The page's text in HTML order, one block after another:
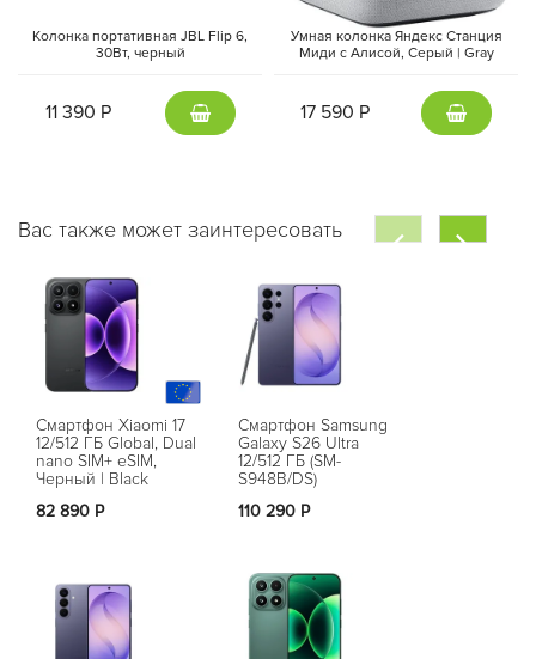
Колонка портативная JBL Flip 6,
30Вт, черный
11 390 Р
Умная колонка Яндекс Станция
Миди с Алисой, Cерый | Gray
17 590 Р
Вас также может заинтересовать
Смартфон Xiaomi 17
12/512 ГБ Global, Dual
nano SIM+ eSIM,
Черный | Black
82 890 Р
Смартфон Samsung
Galaxy S26 Ultra
12/512 ГБ (SM-
S948B/DS)
Violet
110 290 Р